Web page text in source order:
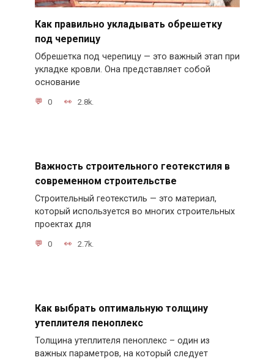
Как правильно укладывать обрешетку
под черепицу
Обрешетка под черепицу — это важный этап при
укладке кровли. Она представляет собой
основание
0 2.8k.
Важность строительного геотекстиля в
современном строительстве
Строительный геотекстиль — это материал,
который используется во многих строительных
проектах для
0 2.7k.
Как выбрать оптимальную толщину
утеплителя пеноплекс
Толщина утеплителя пеноплекс – один из
важных параметров, на который следует